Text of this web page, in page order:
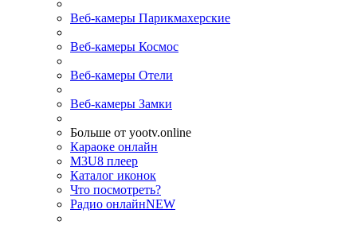
Веб-камеры Парикмахерские
Веб-камеры Космос
Веб-камеры Отели
Веб-камеры Замки
Больше от yootv.online
Караоке онлайн
M3U8 плеер
Каталог иконок
Что посмотреть?
Радио онлайнNEW